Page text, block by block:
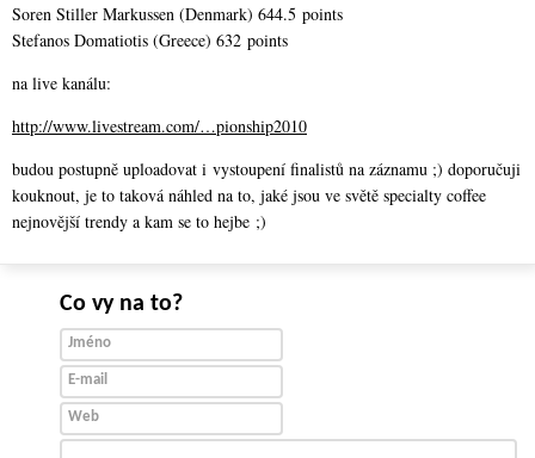
Soren Stiller Markussen (Denmark) 644.5 points
Stefanos Domatiotis (Greece) 632 points
na live kanálu:
http://www.livestream.com/…pionship2010
budou postupně uploadovat i vystoupení finalistů na záznamu ;) doporučuji
kouknout, je to taková náhled na to, jaké jsou ve světě specialty coffee
nejnovější trendy a kam se to hejbe ;)
Co vy na to?
Jméno
E-mail
Web